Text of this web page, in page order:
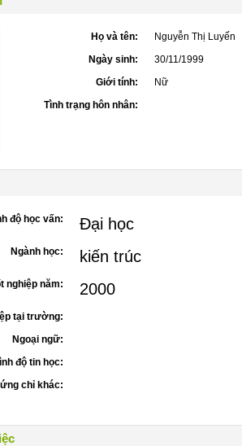
Họ và tên:
Nguyễn Thị Luyến
Ngày sinh:
30/11/1999
Giới tính:
Nữ
Tình trạng hôn nhân:
độ học vấn: Đại học
Ngành học: kiến trúc
nghiệp năm: 2000
tại trường:
Ngoại ngữ:
độ tin học:
chỉ khác: